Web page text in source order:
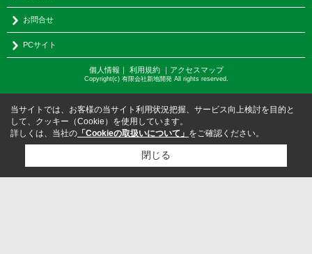
お問合せ
PCサイト
個人情報 利用規約｜ アクセスマップ
Copyright(c) 有限会社新地開発 All rights reserved.
当サイトでは、お客様の当サイト利用状況把握、サービス向上検討を目的と
して、クッキー（Cookie）を使用しています。
詳しくは、当社の 「Cookieの取扱いについて」 をご確認ください。
閉じる